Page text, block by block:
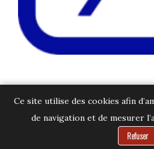
Ce site utilise des cookies afin
de navigation et de mesurer
Refuser